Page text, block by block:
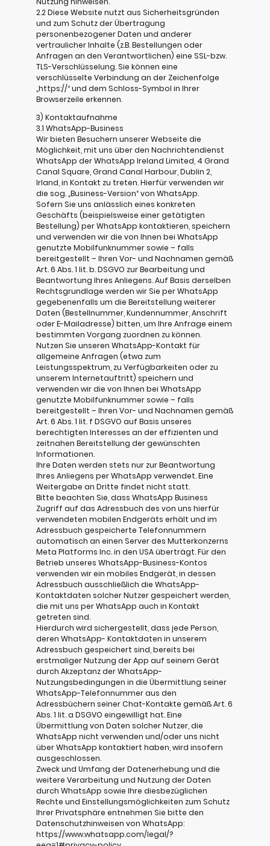
2.2 Diese Website nutzt aus Sicherheitsgründen
und zum Schutz der Übertragung
personenbezogener Daten und anderer
vertraulicher Inhalte (z.B. Bestellungen oder
Anfragen an den Verantwortlichen) eine SSL-bzw.
TLS-Verschlüsselung. Sie können eine
verschlüsselte Verbindung an der Zeichenfolge
„https://“ und dem Schloss-Symbol in Ihrer
Browserzeile erkennen.
3) Kontaktaufnahme
3.1 WhatsApp-Business
Wir bieten Besuchern unserer Webseite die
Möglichkeit, mit uns über den Nachrichtendienst
WhatsApp der WhatsApp Ireland Limited, 4 Grand
Canal Square, Grand Canal Harbour, Dublin 2,
Irland, in Kontakt zu treten. Hierfür verwenden wir
die sog. „Business-Version“ von WhatsApp.
Sofern Sie uns anlässlich eines konkreten
Geschäfts (beispielsweise einer getätigten
Bestellung) per WhatsApp kontaktieren, speichern
und verwenden wir die von Ihnen bei WhatsApp
genutzte Mobilfunknummer sowie – falls
bereitgestellt – Ihren Vor- und Nachnamen gemäß
Art. 6 Abs. 1 lit. b. DSGVO zur Bearbeitung und
Beantwortung Ihres Anliegens. Auf Basis derselben
Rechtsgrundlage werden wir Sie per WhatsApp
gegebenenfalls um die Bereitstellung weiterer
Daten (Bestellnummer, Kundennummer, Anschrift
oder E-Mailadresse) bitten, um Ihre Anfrage einem
bestimmten Vorgang zuordnen zu können.
Nutzen Sie unseren WhatsApp-Kontakt für
allgemeine Anfragen (etwa zum
Leistungsspektrum, zu Verfügbarkeiten oder zu
unserem Internetauftritt) speichern und
verwenden wir die von Ihnen bei WhatsApp
genutzte Mobilfunknummer sowie – falls
bereitgestellt – Ihren Vor- und Nachnamen gemäß
Art. 6 Abs. 1 lit. f DSGVO auf Basis unseres
berechtigten Interesses an der effizienten und
zeitnahen Bereitstellung der gewünschten
Informationen.
Ihre Daten werden stets nur zur Beantwortung
Ihres Anliegens per WhatsApp verwendet. Eine
Weitergabe an Dritte findet nicht statt.
Bitte beachten Sie, dass WhatsApp Business
Zugriff auf das Adressbuch des von uns hierfür
verwendeten mobilen Endgeräts erhält und im
Adressbuch gespeicherte Telefonnummern
automatisch an einen Server des Mutterkonzerns
Meta Platforms Inc. in den USA überträgt. Für den
Betrieb unseres WhatsApp-Business-Kontos
verwenden wir ein mobiles Endgerät, in dessen
Adressbuch ausschließlich die WhatsApp-
Kontaktdaten solcher Nutzer gespeichert werden,
die mit uns per WhatsApp auch in Kontakt
getreten sind.
Hierdurch wird sichergestellt, dass jede Person,
deren WhatsApp- Kontaktdaten in unserem
Adressbuch gespeichert sind, bereits bei
erstmaliger Nutzung der App auf seinem Gerät
durch Akzeptanz der WhatsApp-
Nutzungsbedingungen in die Übermittlung seiner
WhatsApp-Telefonnummer aus den
Adressbüchern seiner Chat-Kontakte gemäß Art. 6
Abs. 1 lit. a DSGVO eingewilligt hat. Eine
Übermittlung von Daten solcher Nutzer, die
WhatsApp nicht verwenden und/oder uns nicht
über WhatsApp kontaktiert haben, wird insofern
ausgeschlossen.
Zweck und Umfang der Datenerhebung und die
weitere Verarbeitung und Nutzung der Daten
durch WhatsApp sowie Ihre diesbezüglichen
Rechte und Einstellungsmöglichkeiten zum Schutz
Ihrer Privatsphäre entnehmen Sie bitte den
Datenschutzhinweisen von WhatsApp:
https://www.whatsapp.com/legal/?